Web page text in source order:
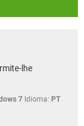
lhe
7 Idioma: PT